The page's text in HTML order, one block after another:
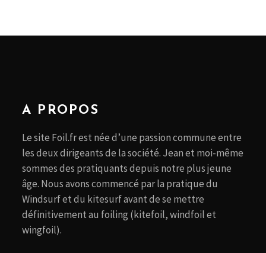
A PROPOS
Le site Foil.fr est née d’une passion commune entre
les deux dirigeants de la société. Jean et moi-même
sommes des pratiquants depuis notre plus jeune
âge. Nous avons commencé par la pratique du
Windsurf et du kitesurf avant de se mettre
définitivement au foiling (kitefoil, windfoil et
wingfoil).